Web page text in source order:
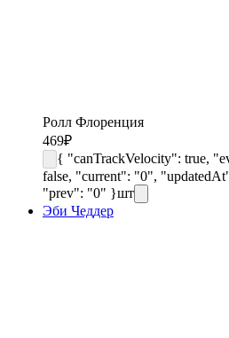
Ролл Флоренция
469₽
{ "canTrackVelocity": true,
false, "current": "0",
"prev": "0" }шт
Эби Чеддер